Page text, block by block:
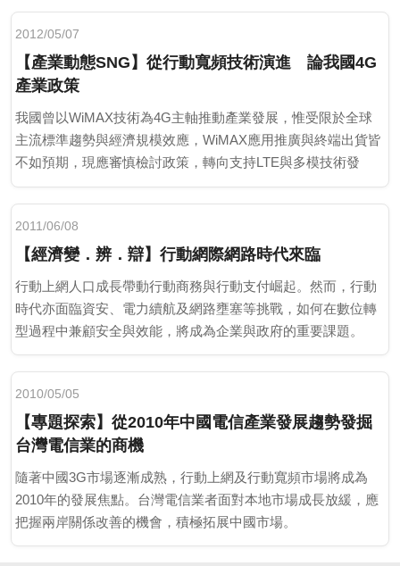
2012/05/07
【產業動態SNG】從行動寬頻技術演進 論我國4G
產業政策
我國曾以WiMAX技術為4G主軸推動產業發展，惟受限於全球
主流標準趨勢與經濟規模效應，WiMAX應用推廣與終端出貨皆
不如預期，現應審慎檢討政策，轉向支持LTE與多模技術發
展。
2011/06/08
【經濟變．辨．辯】行動網際網路時代來臨
行動上網人口成長帶動行動商務與行動支付崛起。然而，行動
時代亦面臨資安、電力續航及網路壅塞等挑戰，如何在數位轉
型過程中兼顧安全與效能，將成為企業與政府的重要課題。
2010/05/05
【專題探索】從2010年中國電信產業發展趨勢發掘
台灣電信業的商機
隨著中國3G市場逐漸成熟，行動上網及行動寬頻市場將成為
2010年的發展焦點。台灣電信業者面對本地市場成長放緩，應
把握兩岸關係改善的機會，積極拓展中國市場。